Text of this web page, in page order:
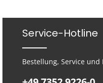
Service-Hotline
Bestellung, Service und